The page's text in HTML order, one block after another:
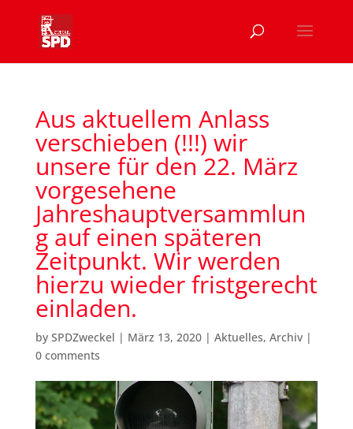
Aus aktuellem Anlass
verschieben (!!!) wir
unsere für den 22. März
vorgesehene
Jahreshauptversammlun
g auf einen späteren
Zeitpunkt. Wir werden
hierzu wieder fristgerecht
einladen.
by SPDZweckel | März 13, 2020| Aktuelles, Archiv|
0 comments